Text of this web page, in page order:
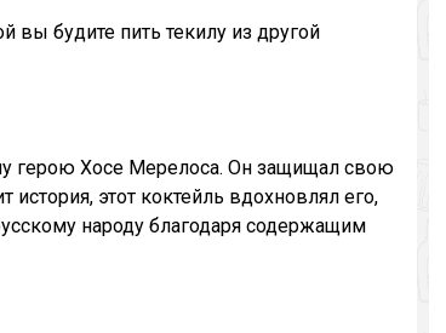
вы будите пить текилу из другой
герою Хосе Мерелоса. Он защищал свою
история, этот коктейль вдохновлял его,
народу благодаря содержащим